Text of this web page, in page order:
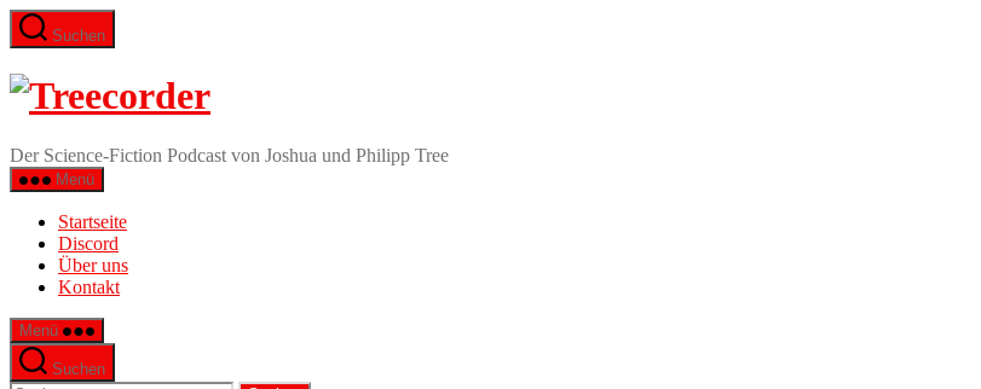
Zum
Inhalt Suchen
Treecorder
Der Science-Fiction Podcast von Joshua und Philipp Tree
Menü
Startseite
Discord
Über uns
Kontakt
Menü
Suchen